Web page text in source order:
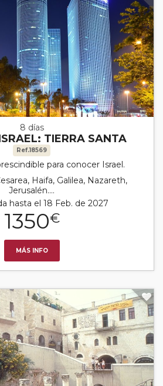
8 días
TIERRA SANTA
Ref.18569
para conocer Israel.
Haifa, Galilea, Nazareth,
Jerusalén....
hasta el 18 Feb. de 2027
1350€
MÁS INFO